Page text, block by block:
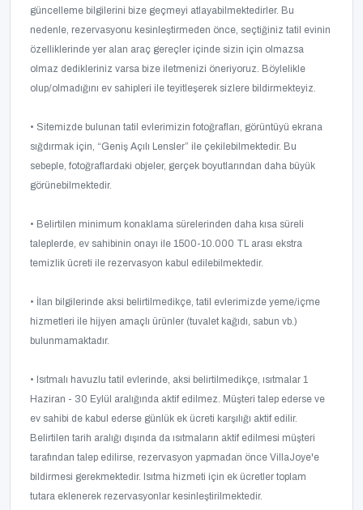
güncelleme bilgilerini bize geçmeyi atlayabilmektedirler. Bu
nedenle, rezervasyonu kesinleştirmeden önce, seçtiğiniz tatil evinin
özelliklerinde yer alan araç gereçler içinde sizin için olmazsa
olmaz dedikleriniz varsa bize iletmenizi öneriyoruz. Böylelikle
olup/olmadığını ev sahipleri ile teyitleşerek sizlere bildirmekteyiz.
• Sitemizde bulunan tatil evlerimizin fotoğrafları, görüntüyü ekrana
sığdırmak için, “Geniş Açılı Lensler” ile çekilebilmektedir. Bu
sebeple, fotoğraflardaki objeler, gerçek boyutlarından daha büyük
görünebilmektedir.
• Belirtilen minimum konaklama sürelerinden daha kısa süreli
taleplerde, ev sahibinin onayı ile 1500-10.000 TL arası ekstra
temizlik ücreti ile rezervasyon kabul edilebilmektedir.
• İlan bilgilerinde aksi belirtilmedikçe, tatil evlerimizde yeme/içme
hizmetleri ile hijyen amaçlı ürünler (tuvalet kağıdı, sabun vb.)
bulunmamaktadır.
• Isıtmalı havuzlu tatil evlerinde, aksi belirtilmedikçe, ısıtmalar 1
Haziran - 30 Eylül aralığında aktif edilmez. Müşteri talep ederse ve
ev sahibi de kabul ederse günlük ek ücreti karşılığı aktif edilir.
Belirtilen tarih aralığı dışında da ısıtmaların aktif edilmesi müşteri
tarafından talep edilirse, rezervasyon yapmadan önce VillaJoye'e
bildirmesi gerekmektedir. Isıtma hizmeti için ek ücretler toplam
tutara eklenerek rezervasyonlar kesinleştirilmektedir.